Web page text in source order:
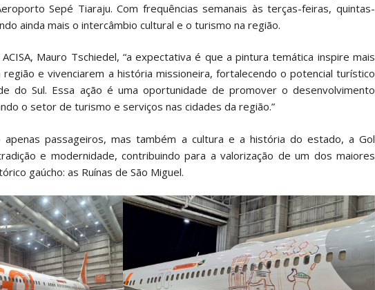
Sepé Tiaraju. Com frequências semanais às terças-feiras, quintas-
ainda mais o intercâmbio cultural e o turismo na região.
Mauro Tschiedel, “a expectativa é que a pintura temática inspire mais
e vivenciarem a história missioneira, fortalecendo o potencial turístico
do Sul. Essa ação é uma oportunidade de promover o desenvolvimento
o setor de turismo e serviços nas cidades da região.”
passageiros, mas também a cultura e a história do estado, a Gol
e modernidade, contribuindo para a valorização de um dos maiores
gaúcho: as Ruínas de São Miguel.